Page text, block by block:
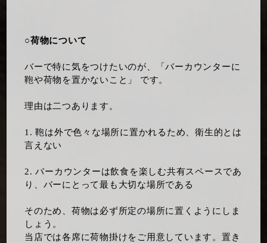
○荷物について
バーで特に気をつけたいのが、「バーカウンターに
鞄や荷物を置かないこと」 です。
理由は二つあります。
1. 鞄は外で色々な場所に置かれるため、衛生的とは
言えない
2. バーカウンターは飲食を楽しむ共有スペースであ
り、バーにとって最も大切な場所である
そのため、荷物は必ず所定の場所に置くようにしま
しょう。
当店では各席に荷物掛けをご用意しています。置き